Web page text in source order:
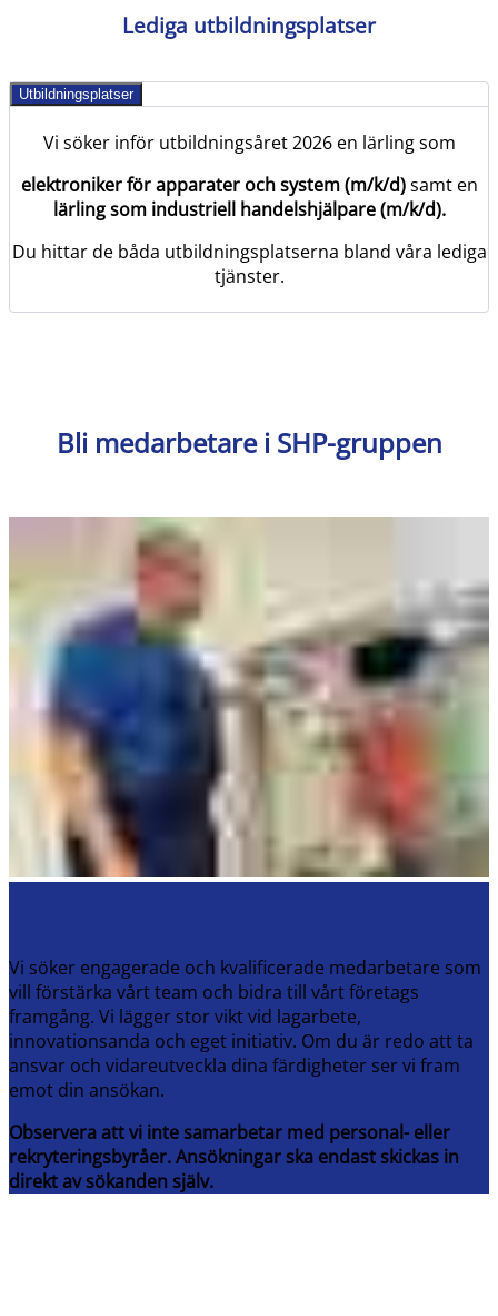
Lediga utbildningsplatser
Utbildningsplatser
Vi söker inför utbildningsåret 2026 en lärling som
elektroniker för apparater och system (m/k/d)samt en
lärling som industriell handelshjälpare (m/k/d).
Du hittar de båda utbildningsplatserna bland våra lediga
tjänster.
Bli medarbetare i SHP-gruppen
Vi söker engagerade och kvalificerade medarbetare som
vill förstärka vårt team och bidra till vårt företags
framgång. Vi lägger stor vikt vid lagarbete,
innovationsanda och eget initiativ. Om du är redo att ta
ansvar och vidareutveckla dina färdigheter ser vi fram
emot din ansökan.
Observera att vi inte samarbetar med personal- eller
rekryteringsbyråer. Ansökningar ska endast skickas in
direkt av sökanden själv.